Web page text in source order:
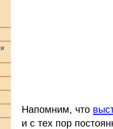
Напомним, что
и с тех пор